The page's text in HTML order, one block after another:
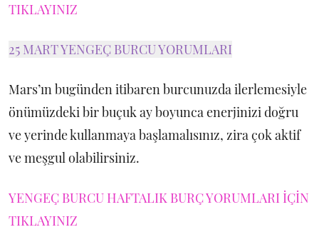
TIKLAYINIZ
25 MART YENGEÇ BURCU YORUMLARI
Mars’ın bugünden itibaren burcunuzda ilerlemesiyle
önümüzdeki bir buçuk ay boyunca enerjinizi doğru
ve yerinde kullanmaya başlamalısınız, zira çok aktif
ve meşgul olabilirsiniz.
YENGEÇ BURCU HAFTALIK BURÇ YORUMLARI İÇİN
TIKLAYINIZ